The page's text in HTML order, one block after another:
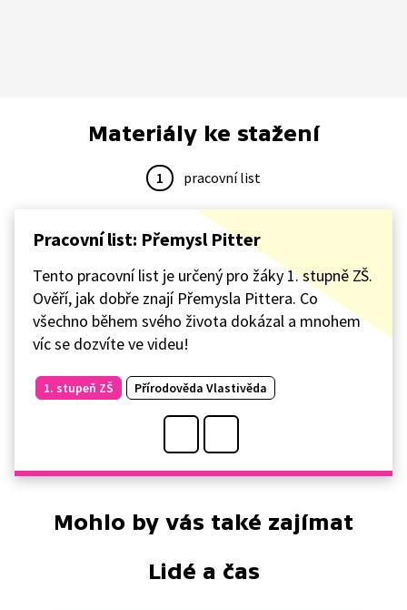
Materiály ke stažení
1 pracovní list
Pracovní list: Přemysl Pitter
Tento pracovní list je určený pro žáky 1. stupně ZŠ.
Ověří, jak dobře znají Přemysla Pittera. Co
všechno během svého života dokázal a mnohem
víc se dozvíte ve videu!
1. stupeň ZŠ Přírodověda Vlastivěda
Mohlo by vás také zajímat
Lidé a čas